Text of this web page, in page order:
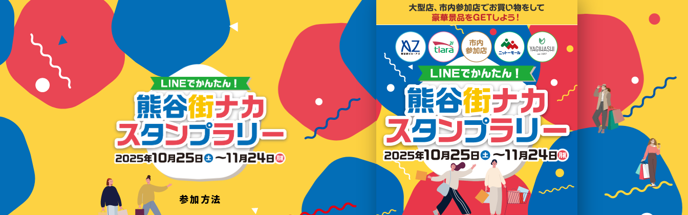
参加方法